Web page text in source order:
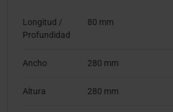
Longitud /
Profundidad
80 mm
Ancho 280 mm
Altura 280 mm